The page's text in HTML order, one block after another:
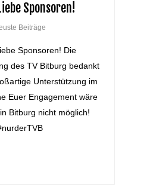
Sponsoren!
Beiträge
Sponsoren! Die
des TV Bitburg bedankt
Unterstützung im
Euer Engagement wäre
Bitburg nicht möglich!